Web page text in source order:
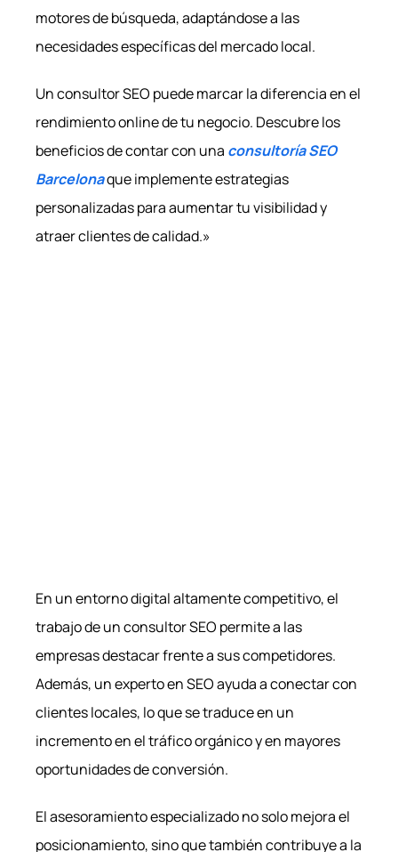
motores de búsqueda, adaptándose a las
necesidades específicas del mercado local.
Un consultor SEO puede marcar la diferencia en el
rendimiento online de tu negocio. Descubre los
beneficios de contar con una consultoría SEO
Barcelonaque implemente estrategias
personalizadas para aumentar tu visibilidad y
atraer clientes de calidad.»
En un entorno digital altamente competitivo, el
trabajo de un consultor SEO permite a las
empresas destacar frente a sus competidores.
Además, un experto en SEO ayuda a conectar con
clientes locales, lo que se traduce en un
incremento en el tráfico orgánico y en mayores
oportunidades de conversión.
El asesoramiento especializado no solo mejora el
posicionamiento, sino que también contribuye a la